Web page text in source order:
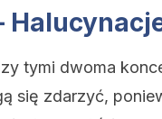
tymi dwoma
się zdarzyć,